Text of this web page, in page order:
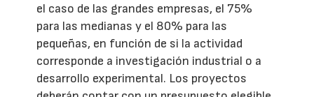
el caso de las grandes empresas, el 75%
para las medianas y el 80% para las
pequeñas, en función de si la actividad
corresponde a investigación industrial o a
desarrollo experimental. Los proyectos